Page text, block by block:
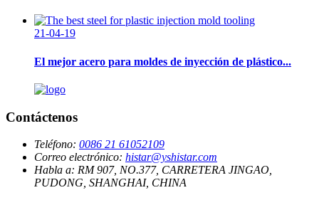
21-04-19
El mejor acero para moldes de inyección de plástico...
Contáctenos
Teléfono: 0086 21 61052109
Correo electrónico: histar@yshistar.com
Habla a: RM 907, NO.377, CARRETERA JINGAO,
PUDONG, SHANGHAI, CHINA